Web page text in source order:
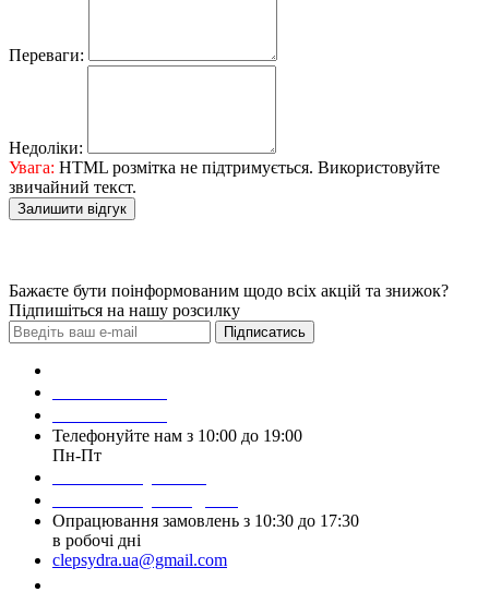
Переваги:
Недоліки:
Увага: HTML розмітка не підтримується. Використовуйте
звичайний текст.
Залишити відгук
Бажаєте бути поінформованим щодо всіх акцій та знижок?
Підпишіться на нашу розсилку
Підписатись
Телефонуйте нам з 10:00 до 19:00
Пн-Пт
Опрацювання замовлень з 10:30 до 17:30
в робочі дні
clepsydra.ua@gmail.com